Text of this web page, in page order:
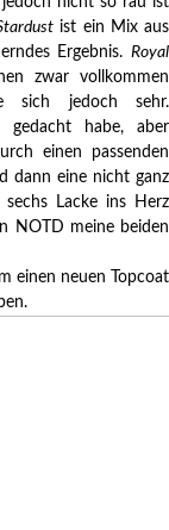
ist ein Mix aus
Ergebnis. Royal
zwar vollkommen
sich jedoch sehr.
habe, aber
einen passenden
dann eine nicht ganz
Lacke ins Herz
NOTD meine beiden
einen neuen Topcoat